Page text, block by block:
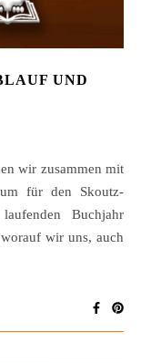
UND
für den Skoutz-
Buchjahr
wir uns, auch